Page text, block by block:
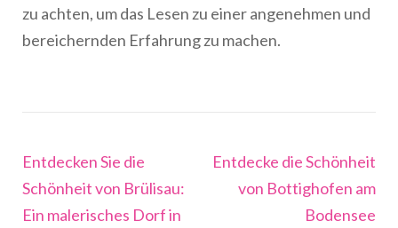
zu achten, um das Lesen zu einer angenehmen und
bereichernden Erfahrung zu machen.
Beitragsnavigation
Entdecken Sie die
Schönheit von Brülisau:
Ein malerisches Dorf in
Entdecke die Schönheit
von Bottighofen am
Bodensee